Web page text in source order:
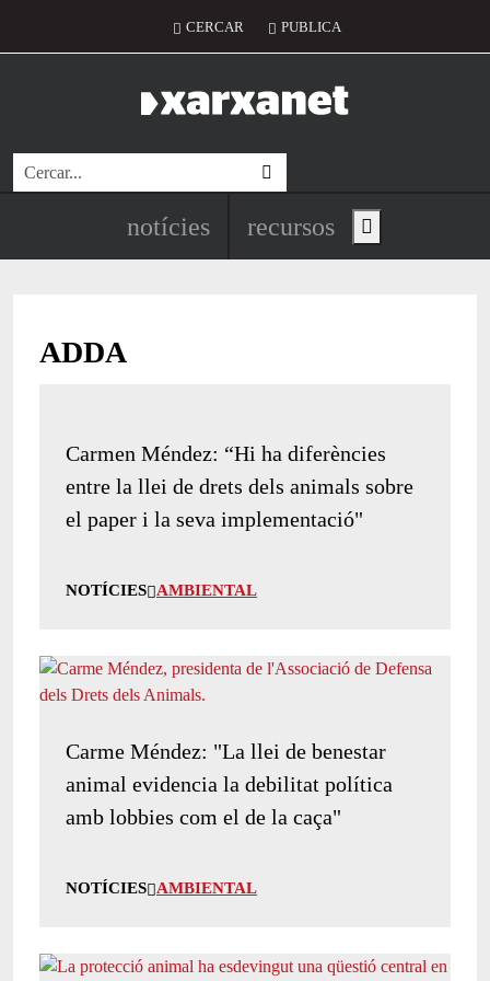
Menú del compte d'usuari
CERCAR PUBLICA
Cerca
Navegació principal de
notícies recursos Show main menu
ADDA
Carmen Méndez: “Hi ha diferències
entre la llei de drets dels animals sobre
el paper i la seva implementació"
NOTÍCIES AMBIENTAL
Carme Méndez: "La llei de benestar
animal evidencia la debilitat política
amb lobbies com el de la caça"
NOTÍCIES AMBIENTAL